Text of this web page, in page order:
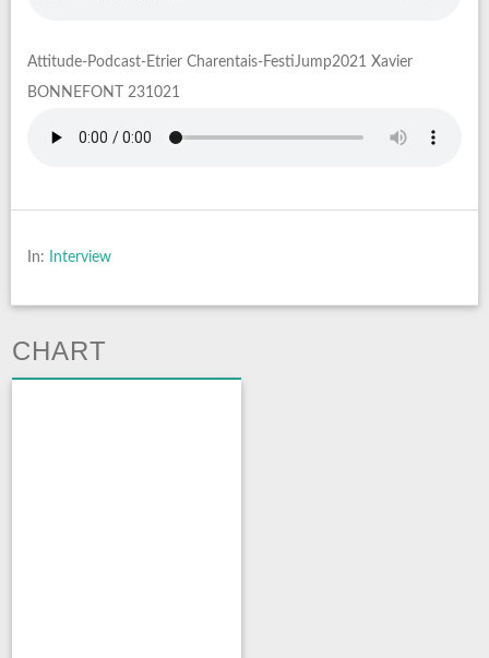
Attitude-Podcast-Etrier Charentais-FestiJump2021 Xavier
BONNEFONT 231021
In: Interview
CHART